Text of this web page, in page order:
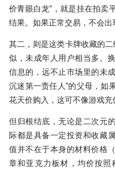
价青眼白龙”，就是挂在拍卖
结果。如果正常交易，不会出
其二，则是这类卡牌收藏的二
似，未成年人用户相当多。
信息的，远不止市场里的未
沉迷第一责任人”的父母，如
花天价购入，这可不像游戏充
但归根结底，无论是二次元
际都是具备一定投资和收藏
值并不在于本身的材料价格
章和亚克力板材，均价按